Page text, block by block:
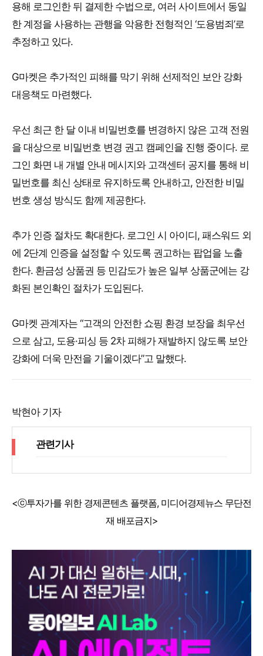
용해 로그인한 뒤 결제한 수법으로, 여러 사이트에서 동일
한 계정을 사용하는 관행을 악용한 전형적인 ‘도용범죄’로
추정하고 있다.
G마켓은 추가적인 피해를 막기 위해 선제적인 보안 강화
대응책도 마련했다.
우선 최근 한 달 이내 비밀번호를 변경하지 않은 고객 전원
을 대상으로 비밀번호 변경 권고 캠페인을 진행 중이다. 로
그인 화면 내 개별 안내 메시지와 고객센터 공지를 통해 비
밀번호를 최신 상태로 유지하도록 안내하고, 안전한 비밀
번호 생성 방식도 함께 제공한다.
추가 인증 절차도 확대한다. 로그인 시 아이디, 패스워드 외
에 2단계 인증을 설정할 수 있도록 권고하는 팝업을 노출
한다. 환금성 상품권 등 민감도가 높은 일부 상품군에는 강
화된 본인확인 절차가 도입된다.
G마켓 관계자는 “고객의 안전한 쇼핑 환경 보장을 최우선
으로 삼고, 도용·피싱 등 2차 피해가 재발하지 않도록 보안
강화에 더욱 만전을 기울이겠다”고 말했다.
박현아 기자
관련기사
<ⓒ투자가를 위한 경제콘텐츠 플랫폼, 미디어경제뉴스 무단전
재 배포금지>